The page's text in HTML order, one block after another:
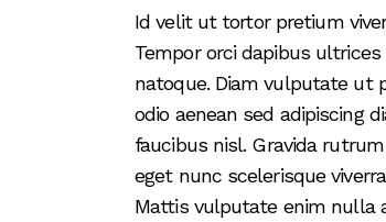
Id velit ut tortor pretium
Tempor orci dapibus
natoque. Diam vulputate ut
odio aenean sed adipiscing
faucibus nisl. Gravida
eget nunc scelerisque
Mattis vulputate enim nulla